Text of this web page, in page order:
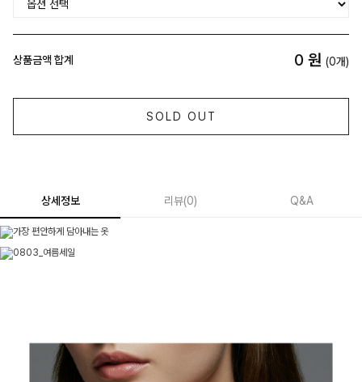
상품금액 합계 0 원 (0개)
SOLD OUT
상세정보 리뷰(0) Q&A